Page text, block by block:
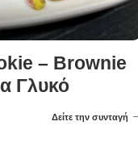
– Brownie
Γλυκό
Δείτε την συνταγή